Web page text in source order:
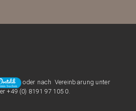
oder nach Vereinbarung unter
+49 (0) 8191 97 105 0.